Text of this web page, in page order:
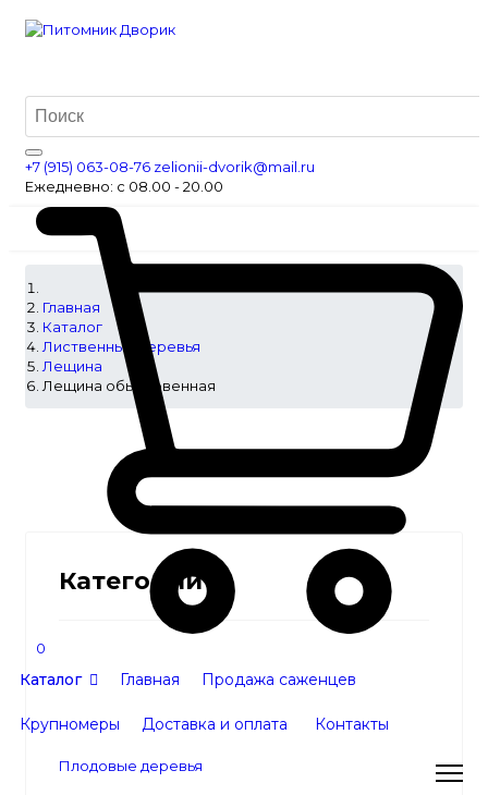
+7 (915) 063-08-76 zelionii-dvorik@mail.ru
Ежедневно: с 08.00 - 20.00
0
Каталог Главная Продажа саженцев
Крупномеры Доставка и оплата Контакты
Главная
Каталог
Лиственные деревья
Лещина
Лещина обыкновенная
Категории
Плодовые деревья